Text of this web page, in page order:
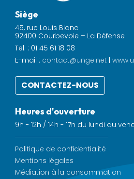
Siège
45, rue Louis Blanc
92400 Courbevoie – La Défense
Tel. : 01 45 61 18 08
E-mail : contact@unge.net |
CONTACTEZ-NOUS
Heures d'ouverture
9h - 12h / 14h - 17h du lundi au
Politique de confidentialité
Mentions légales
Médiation à la consommation